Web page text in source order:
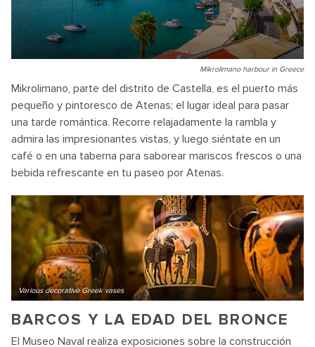
Mikrolimano harbour in Greece
Mikrolimano, parte del distrito de Castella, es el puerto más
pequeño y pintoresco de Atenas; el lugar ideal para pasar
una tarde romántica. Recorre relajadamente la rambla y
admira las impresionantes vistas, y luego siéntate en un
café o en una taberna para saborear mariscos frescos o una
bebida refrescante en tu paseo por Atenas.
Various decorative Greek vases
BARCOS Y LA EDAD DEL BRONCE
El Museo Naval realiza exposiciones sobre la construcción